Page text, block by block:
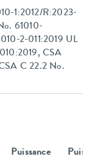
1:2012/R:2023-
61010-
2-011:2019 UL
CSA
C 22.2 No.
Puissance